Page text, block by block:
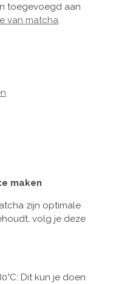
toegevoegd aan
van matcha.
maken
zijn optimale
volg je deze
Dit kun je doen